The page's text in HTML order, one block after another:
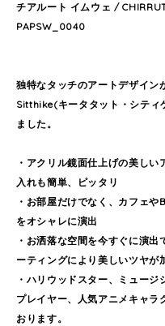
チアルート イムウェ /
PAPSW_0040
独特なタッチのアートデザイ
Sitthike(キータタット・シティ
ました。
・アクリル鏡面仕上げの美し
入れも簡単、ピッタリ
・お部屋だけでなく、カフェ
をオシャレに演出
・お洒落な空間を今すぐに演
ーティングにより美しいツヤが
・ハリウッドスター、ミュー
プレイヤー、人気アニメキャラ
おります。